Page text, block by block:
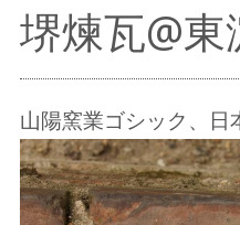
堺煉瓦@
山陽窯業ゴシック、日